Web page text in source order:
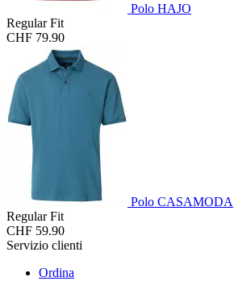
Polo HAJO
Regular Fit
CHF 79.90
Polo CASAMODA
Regular Fit
CHF 59.90
Servizio clienti
Ordina